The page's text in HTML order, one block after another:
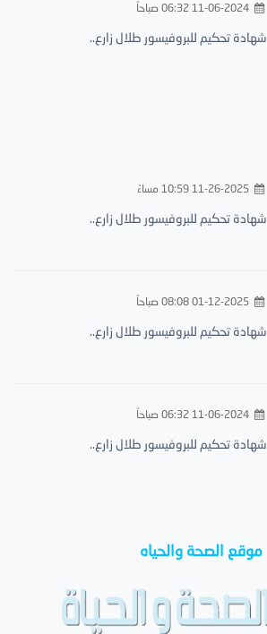
11-06-2024 06:32 صباحاً
شهادة تحكيم للبروفيسور طلال زارع..
11-26-2025 10:59 مساءً
شهادة تحكيم للبروفيسور طلال زارع..
01-12-2025 08:08 صباحاً
شهادة تحكيم للبروفيسور طلال زارع..
11-06-2024 06:32 صباحاً
شهادة تحكيم للبروفيسور طلال زارع..
موقع الصحة والحياه